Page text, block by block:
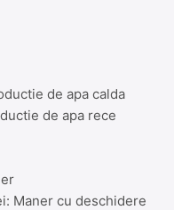
de apa calda
de apa rece
Maner cu deschidere